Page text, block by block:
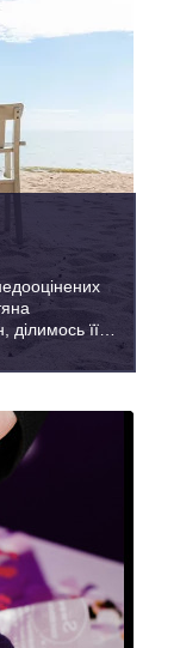
ділимось її